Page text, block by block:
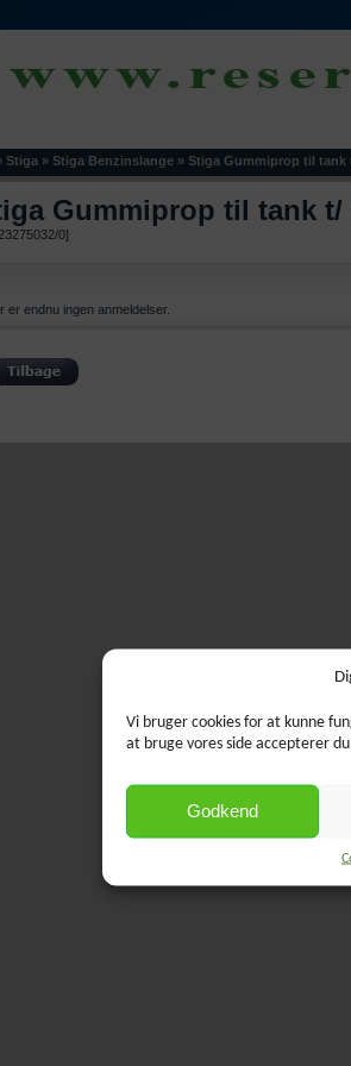
Vi bruger cookies for at kunne
at bruge vores side accepterer
Godkend
Stiga » Stiga Benzinslange » Stiga Gummiprop til tank
Gummiprop til tank t/
0]
er endnu ingen anmeldelser.